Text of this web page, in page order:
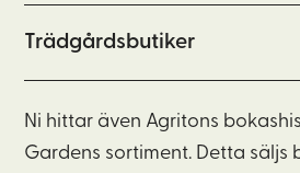
Trädgårdsbutiker
Ni hittar även Agritons
Gardens sortiment. Detta säljs